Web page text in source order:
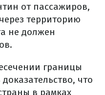
от пассажиров,
территорию
не должен
границы
что
в рамках